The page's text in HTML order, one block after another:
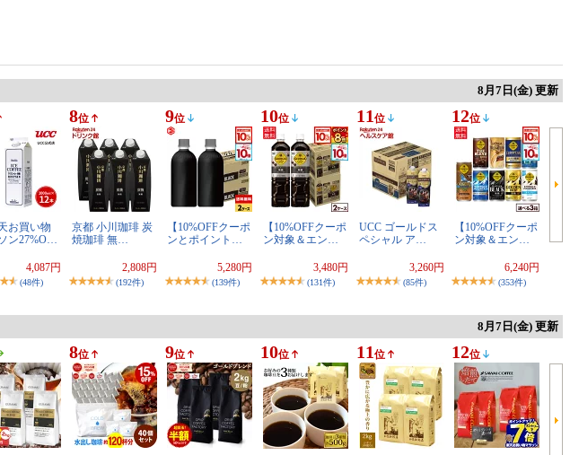
8月7日(金) 更新
お買い物
ン27%O…
4,087円
(48件)
8位
京都 小川珈琲 炭
焼珈琲 無…
2,808円
(192件)
9位
【10%OFFクーポ
ンとポイント…
5,280円
(139件)
10位
【10%OFFクーポ
ン対象＆エン…
3,480円
(131件)
11 位
UCC ゴールドス
ペシャル ア…
3,260円
(85件)
12位
【10%OFFクーポ
ン対象＆エン…
6,240円
(353件)
8月7日(金) 更新
8位 9位 10位 11 位 12位